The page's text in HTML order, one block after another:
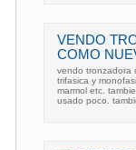
VENDO
COMO
vendo tronzadora
trifasica y
marmol etc.
usado poco.